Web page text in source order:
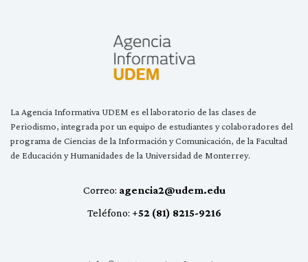
La Agencia Informativa UDEM es el laboratorio de las clases de
Periodismo, integrada por un equipo de estudiantes y colaboradores del
programa de Ciencias de la Información y Comunicación, de la Facultad
de Educación y Humanidades de la Universidad de Monterrey.
Correo: agencia2@udem.edu
Teléfono: +52 (81) 8215-9216